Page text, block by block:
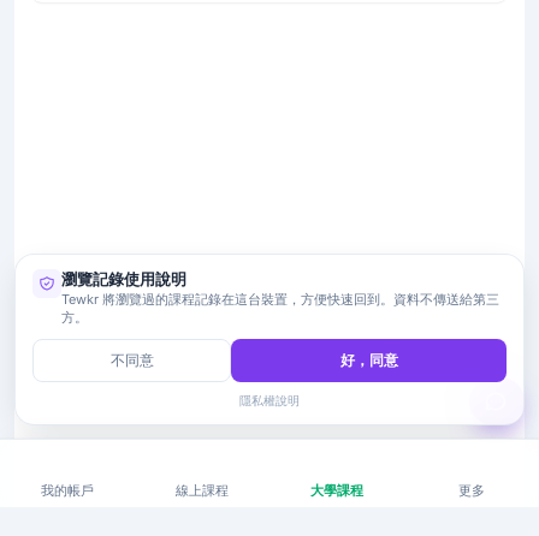
我的帳戶 線上課程 大學課程 更多
瀏覽記錄使用說明
Tewkr 將瀏覽過的課程記錄在這台裝置，方便快速回到。資料不傳送給第三
方。
不同意 好，同意
隱私權說明